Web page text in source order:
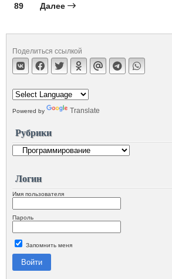
89 Далее
Поделиться ссылкой
Powered by Translate
Рубрики
Логин
Имя пользователя
Пароль
Запомнить меня
Войти